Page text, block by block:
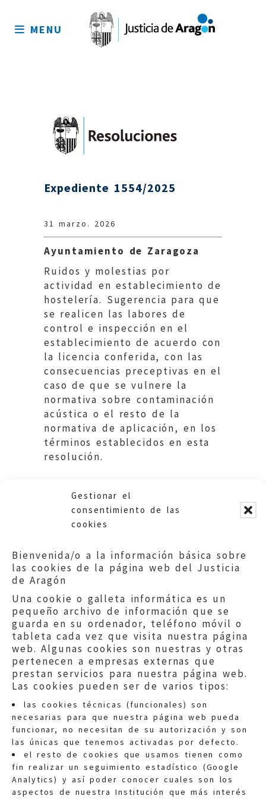
Gestionar el
consentimiento de las
cookies
Bienvenida/o a la información básica sobre
las cookies de la página web del Justicia
de Aragón
Una cookie o galleta informática es un
pequeño archivo de información que se
guarda en su ordenador, teléfono móvil o
tableta cada vez que visita nuestra página
web. Algunas cookies son nuestras y otras
pertenecen a empresas externas que
prestan servicios para nuestra página web.
Las cookies pueden ser de varios tipos:
las cookies técnicas (funcionales) son
necesarias para que nuestra página web pueda
funcionar, no necesitan de su autorización y son
las únicas que tenemos activadas por defecto.
el resto de cookies que usamos tienen como
fin realizar un seguimiento estadístico (Google
Analytics) y así poder conocer cuales son los
aspectos de nuestra Institución que más interés
sitio
MENU
Expediente 1554/2025
31 marzo. 2026
Ayuntamiento de Zaragoza
Ruidos y molestias por
actividad en establecimiento de
hostelería. Sugerencia para que
se realicen las labores de
control e inspección en el
establecimiento de acuerdo con
la licencia conferida, con las
consecuencias preceptivas en el
caso de que se vulnere la
normativa sobre contaminación
acústica o el resto de la
normativa de aplicación, en los
términos establecidos en esta
resolución.
Quejas:quejas@eljusticiadearagon.es
Información general:
informacion@eljusticiadearagon.es